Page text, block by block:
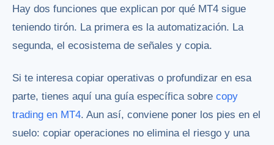
Hay dos funciones que explican por qué MT4 sigue
teniendo tirón. La primera es la automatización. La
segunda, el ecosistema de señales y copia.
Si te interesa copiar operativas o profundizar en esa
parte, tienes aquí una guía específica sobre copy
trading en MT4. Aun así, conviene poner los pies en el
suelo: copiar operaciones no elimina el riesgo y una